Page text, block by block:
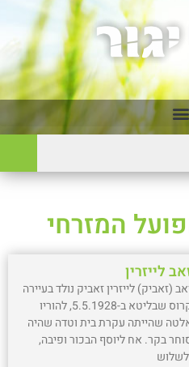
המזרחי
לייזרין
(זאביק) לייזרין זאביק נולד בעיירה
קרוס שבליטא ב-5.5.1928, להוריו
שהייתה עקרת בית וטדה שהיה
בקר. אח ליוסף הבכור ופיבה,